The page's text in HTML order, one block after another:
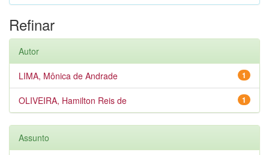
Refinar
Autor
1
LIMA, Mônica de Andrade
1
OLIVEIRA, Hamilton Reis de
Assunto